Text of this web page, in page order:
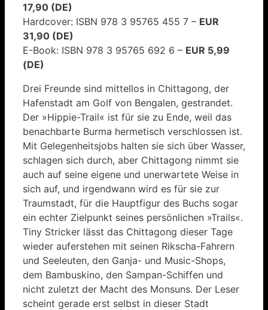
17,90 (DE)
Hardcover: ISBN 978 3 95765 455 7 – EUR
31,90 (DE)
E-Book: ISBN 978 3 95765 692 6 – EUR 5,99
(DE)
Drei Freunde sind mittellos in Chittagong, der
Hafenstadt am Golf von Bengalen, gestrandet.
Der »Hippie-Trail« ist für sie zu Ende, weil das
benachbarte Burma hermetisch verschlossen ist.
Mit Gelegenheitsjobs halten sie sich über Wasser,
schlagen sich durch, aber Chittagong nimmt sie
auch auf seine eigene und unerwartete Weise in
sich auf, und irgendwann wird es für sie zur
Traumstadt, für die Hauptfigur des Buchs sogar
ein echter Zielpunkt seines persönlichen »Trails«.
Tiny Stricker lässt das Chittagong dieser Tage
wieder auferstehen mit seinen Rikscha-Fahrern
und Seeleuten, den Ganja- und Music-Shops,
dem Bambuskino, den Sampan-Schiffen und
nicht zuletzt der Macht des Monsuns. Der Leser
scheint gerade erst selbst in dieser Stadt